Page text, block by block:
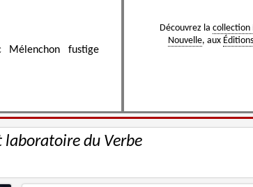
Mélenchon fustige
Découvrez la collection
Nouvelle, aux
du Verbe